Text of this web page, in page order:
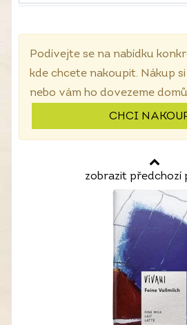
Podívejte se na nabídku
kde chcete nakoupit. Nákup
nebo vám ho dovezeme
CHCI
zobrazit předchozí